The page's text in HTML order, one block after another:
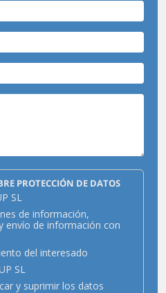
PROTECCIÓN DE DATOS
SL
de información,
envío de información con
del interesado
SL
y suprimir los datos